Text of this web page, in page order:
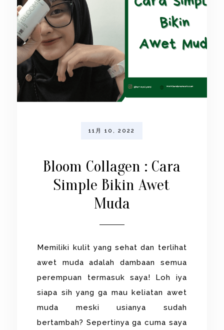
11月 10, 2022
Bloom Collagen : Cara
Simple Bikin Awet
Muda
Memiliki kulit yang sehat dan terlihat
awet muda adalah dambaan semua
perempuan termasuk saya! Loh iya
siapa sih yang ga mau keliatan awet
muda meski usianya sudah
bertambah? Sepertinya ga cuma saya